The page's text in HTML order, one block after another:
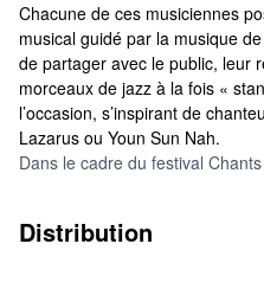
Chacune de ces musiciennes
musical guidé par la musique
de partager avec le public, leur
morceaux de jazz à la fois «
l’occasion, s’inspirant de
Lazarus ou Youn Sun Nah.
Dans le cadre du festival
Distribution